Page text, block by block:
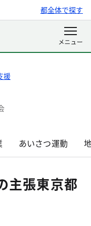
都全体で探す
援
あいさつ運動
主張東京都